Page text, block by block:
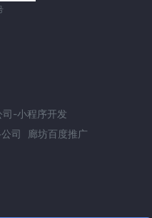
-小程序开发
司
廊坊百度推广